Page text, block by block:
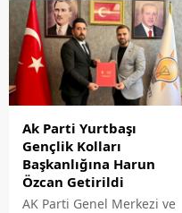
Işıkver ve İl Başkanı Yunus
Bal'a desteklerinden
dolayı teşekkürlerini iletti.
Ak Parti Yurtbaşı
Gençlik Kolları
Başkanlığına Harun
Özcan Getirildi
AK Parti Genel Merkezi ve